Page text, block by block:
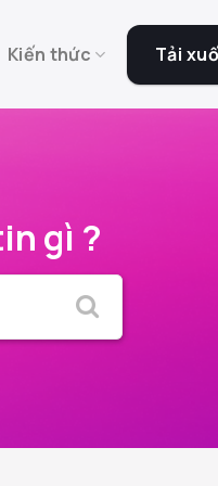
Kiến thức Tải
gì ?